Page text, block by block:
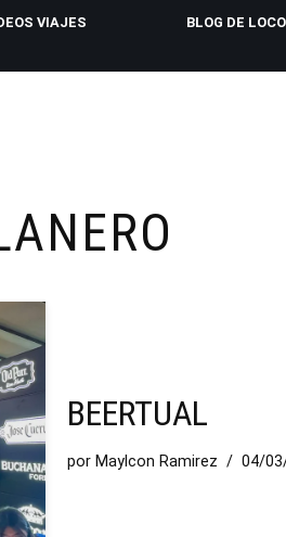
VIAJES BLOG DE
BEERTUAL
por Maylcon Ramirez 04/